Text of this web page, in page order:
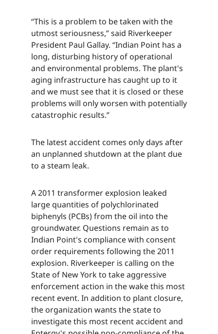
“This is a problem to be taken with the
utmost seriousness,” said Riverkeeper
President Paul Gallay. “Indian Point has a
long, disturbing history of operational
and environmental problems. The plant's
aging infrastructure has caught up to it
and we must see that it is closed or these
problems will only worsen with potentially
catastrophic results.”​​​​‌ ‍ ​‍​‍‌‍ ‌ ​‍‌‍‍‌‌‍‌ ‌‍‍‌‌‍ ‍​‍​‍​ ‍‍​‍​‍‌ ​ ‌‍​‌‌‍ ‍‌‍‍‌‌ ‌​‌ ‍‌​‍ ‍‌‍‍‌‌‍ ​‍​‍​‍ ​​‍​‍‌‍‍​‌ ​‍‌‍‌‌‌‍‌‍​‍​‍​ ‍‍​‍​‍‌‍‍​‌ ‌​‌ ‌​‌ ​​‌ ​ ​ ‍‍​‍ ​‍ ‌‍​ ‌‍ ‌‌ ​ ​‍ ‍‌‍ ‌‌‍​‌‌‍‍‌‌‍ ‍​‍ ‍​ ​‍​ ​​​ ​‍​ ‌​‌ ​‍‌‍‌‌‌‍‌​‌‍‌‌‌ ​ ‌‍‍‌‌‍‌ ‌‍ ‍​‍ ‍‌ ​‍‌‍‍‌‌ ‌‍‌‍‌‌‌ ​‍‌‍‍ ‌‍‌‌‌‍‌‌‌ ​​‌‍‌‌‌ ​‍​‍ ‍‌‍ ‌ ​‍‌‍‌ ​‍ ‌‍‍‌‌‍ ‍‌ ‌​‌‍‌‌‌‍ ‍‌ ‌​​‍ ‌‍‌‌‌‍‌​‌‍‍‌‌ ‌​​‍ ‌‍ ‌‌‍ ‌‍‌​‌‍‌‌​ ‌‌ ​​‌ ​‍‌‍‌‌‌ ​ ‌‍‌‌‌‍ ‍‌ ‌​‌‍​‌‌ ‌​‌‍‍‌‌‍ ‌‍ ‍​ ‍ ‌‍‍‌‌‍‌​​ ‌​ ‌​​ ‍​‌‍​‌​ ‌‌‌‍​ ​ ‌​​ ‌ ‌‍‌​​‍ ‌​ ‍‌​ ‍​‌‍‌‍​ ‌‍​‍ ‌​ ‌​‌‍‌‌​ ‍​‌‍‌‍​‍ ‌​ ‍‌​ ​‌​ ‌ ​ ‌ ​‍ ‌​ ‌‍‌‍‌​‌‍‌‍​ ‌​‌‍‌‌​ ​‌‌‍​‌​ ‍​​ ‍​​ ‍‌‌‍​ ‌‍​‌​ ‍ ‌ ‌​‌ ‍‌‌ ​​‌‍‌‌​ ‌‌‍​‌‌ ​‍‌ ‌​‌‍‍‌‌‍​ ‌‍ ​‌‍‌‌​ ‍ ‌ ​​‌‍​‌‌ ‌​‌‍‍​​ ‌‌‍​ ‌‍ ‌‍ ‍‌ ‌​‌‍‌‌‌‍ ‍‌ ‌​​‍‌‌​ ‌‌‌​​‍‌‌ ‌‍‍ ‌‍‌‌‌ ‍‌​‍‌‌​ ​ ‌​‌​​‍‌‌​ ​ ‌​‌​​‍‌‌​ ​‍​ ​‍​ ‌‌​ ‌‌‌‍​ ‌‍‌‌​ ‌​​ ‌‌‌‍‌‌‌‍​ ​ ‍‌​ ‌‍‌‍‌‌‌‍‌‌​‍‌‌​ ​‍​ ​‍​‍‌‌​ ‌‌‌​‌​​‍ ‍‌‍​ ‌‍‍​‌‍‍‌‌‍ ​‌‍‌​‌ ​‍‌‍‌‌‌‍ ‍​‍‌‌​ ‌‌‌​​‍‌‌ ‌‍‍ ‌‍‌‌‌ ‍‌​‍‌‌​ ​ ‌​‌​​‍‌‌​ ​ ‌​‌​​‍‌‌​ ​‍​ ​‍​ ‌‌​ ‌‌‌‍​ ‌‍‌‌​ ‌​​ ‌‌‌‍‌‌‌‍​ ​ ‍‌​ ‌‍‌‍‌‌‌‍‌‌​ ​​​‍‌‌​ ​‍​ ​‍​‍‌‌​ ‌‌‌​‌​​‍ ‍‌ ‌​‌‍‌‌‌ ‍​‌ ‌​​ ‌‍​‍‌‍​‌‌ ​ ‌‍‌‌‌‌‌‌‌ ​‍‌‍ ​​ ‌‌‍‍​‌ ‌​‌ ‌​‌ ​​‌ ​ ​‍‌‌​ ​ ‌​​‌​‍‌‌​ ​‍‌​‌‍​‍‌‌​ ​‍‌​‌‍‌‍​ ‌‍ ‌‌ ​ ​‍ ‍‌‍ ‌‌‍​‌‌‍‍‌‌‍ ‍​‍ ‍​ ​‍​ ​​​ ​‍​ ‌​‌ ​‍‌‍‌‌‌‍‌​‌‍‌‌‌ ​ ‌‍‍‌‌‍‌ ‌‍ ‍​‍ ‍‌ ​‍‌‍‍‌‌ ‌‍‌‍‌‌‌ ​‍‌‍‍ ‌‍‌‌‌‍‌‌‌ ​​‌‍‌‌‌ ​‍​‍ ‍‌‍ ‌ ​‍‌‍‌ ​‍‌‍‌‍‍‌‌‍‌​​ ‌​ ‌​​ ‍​‌‍​‌​ ‌‌‌‍​ ​ ‌​​ ‌ ‌‍‌​​‍ ‌​ ‍‌​ ‍​‌‍‌‍​ ‌‍​‍ ‌​ ‌​‌‍‌‌​ ‍​‌‍‌‍​‍ ‌​ ‍‌​ ​‌​ ‌ ​ ‌ ​‍ ‌​ ‌‍‌‍‌​‌‍‌‍​ ‌​‌‍‌‌​ ​‌‌‍​‌​ ‍​​ ‍​​ ‍‌‌‍​ ‌‍​‌​‍‌‍‌ ‌​‌ ‍‌‌ ​​‌‍‌‌​ ‌‌‍​‌‌ ​‍‌ ‌​‌‍‍‌‌‍​ ‌‍ ​‌‍‌‌​‍‌‍‌ ​​‌‍​‌‌ ‌​‌‍‍​​ ‌‌‍​ ‌‍ ‌‍ ‍‌ ‌​‌‍‌‌‌‍ ‍‌ ‌​​‍‌‌​ ‌‌‌​​‍‌‌ ‌‍‍ ‌‍‌‌‌ ‍‌​‍‌‌​ ​ ‌​‌​​‍‌‌​ ​ ‌​‌​​‍‌‌​ ​‍​ ​‍​ ‌‌​ ‌‌‌‍​ ‌‍‌‌​ ‌​​ ‌‌‌‍‌‌‌‍​ ​ ‍‌​ ‌‍‌‍‌‌‌‍‌‌​‍‌‌​ ​‍​ ​‍​‍‌‌​ ‌‌‌​‌​​‍ ‍‌‍​ ‌‍‍​‌‍‍‌‌‍ ​‌‍‌​‌ ​‍‌‍‌‌‌‍ ‍​‍‌‌​ ‌‌‌​​‍‌‌ ‌‍‍ ‌‍‌‌‌ ‍‌​‍‌‌​ ​ ‌​‌​​‍‌‌​ ​ ‌​‌​​‍‌‌​ ​‍​ ​‍​ ‌‌​ ‌‌‌‍​ ‌‍‌‌​ ‌​​ ‌‌‌‍‌‌‌‍​ ​ ‍‌​ ‌‍‌‍‌‌‌‍‌‌​ ​​​‍‌‌​ ​‍​ ​‍​‍‌‌​ ‌‌‌​‌​​‍ ‍‌ ‌​‌‍‌‌‌ ‍​‌ ‌​​‍‌‍‌ ​​‌‍‌‌‌ ​‍‌ ​ ‌ ​​‌‍‌‌‌‍​ ‌ ‌​‌‍‍‌‌ ‌‍‌‍‌‌​ ‌‌ ​​‌ ‌‌‌‍​‍‌‍ ​‌‍‍‌‌ ​ ‌‍‍​‌‍‌‌‌‍‌​​‍​‍‌ ‌
The latest accident comes only days after
an unplanned shutdown at the plant due
to a steam leak.​​​​‌ ‍ ​‍​‍‌‍ ‌ ​‍‌‍‍‌‌‍‌ ‌‍‍‌‌‍ ‍​‍​‍​ ‍‍​‍​‍‌ ​ ‌‍​‌‌‍ ‍‌‍‍‌‌ ‌​‌ ‍‌​‍ ‍‌‍‍‌‌‍ ​‍​‍​‍ ​​‍​‍‌‍‍​‌ ​‍‌‍‌‌‌‍‌‍​‍​‍​ ‍‍​‍​‍‌‍‍​‌ ‌​‌ ‌​‌ ​​‌ ​ ​ ‍‍​‍ ​‍ ‌‍​ ‌‍ ‌‌ ​ ​‍ ‍‌‍ ‌‌‍​‌‌‍‍‌‌‍ ‍​‍ ‍​ ​‍​ ​​​ ​‍​ ‌​‌ ​‍‌‍‌‌‌‍‌​‌‍‌‌‌ ​ ‌‍‍‌‌‍‌ ‌‍ ‍​‍ ‍‌ ​‍‌‍‍‌‌ ‌‍‌‍‌‌‌ ​‍‌‍‍ ‌‍‌‌‌‍‌‌‌ ​​‌‍‌‌‌ ​‍​‍ ‍‌‍ ‌ ​‍‌‍‌ ​‍ ‌‍‍‌‌‍ ‍‌ ‌​‌‍‌‌‌‍ ‍‌ ‌​​‍ ‌‍‌‌‌‍‌​‌‍‍‌‌ ‌​​‍ ‌‍ ‌‌‍ ‌‍‌​‌‍‌‌​ ‌‌ ​​‌ ​‍‌‍‌‌‌ ​ ‌‍‌‌‌‍ ‍‌ ‌​‌‍​‌‌ ‌​‌‍‍‌‌‍ ‌‍ ‍​ ‍ ‌‍‍‌‌‍‌​​ ‌​ ‌​​ ‍​‌‍​‌​ ‌‌‌‍​ ​ ‌​​ ‌ ‌‍‌​​‍ ‌​ ‍‌​ ‍​‌‍‌‍​ ‌‍​‍ ‌​ ‌​‌‍‌‌​ ‍​‌‍‌‍​‍ ‌​ ‍‌​ ​‌​ ‌ ​ ‌ ​‍ ‌​ ‌‍‌‍‌​‌‍‌‍​ ‌​‌‍‌‌​ ​‌‌‍​‌​ ‍​​ ‍​​ ‍‌‌‍​ ‌‍​‌​ ‍ ‌ ‌​‌ ‍‌‌ ​​‌‍‌‌​ ‌‌‍​‌‌ ​‍‌ ‌​‌‍‍‌‌‍​ ‌‍ ​‌‍‌‌​ ‍ ‌ ​​‌‍​‌‌ ‌​‌‍‍​​ ‌‌‍​ ‌‍ ‌‍ ‍‌ ‌​‌‍‌‌‌‍ ‍‌ ‌​​‍‌‌​ ‌‌‌​​‍‌‌ ‌‍‍ ‌‍‌‌‌ ‍‌​‍‌‌​ ​ ‌​‌​​‍‌‌​ ​ ‌​‌​​‍‌‌​ ​‍​ ​‍​ ​‌​ ‌ ‌‍​‌‌‍‌​‌‍​ ‌‍​ ​ ​‍​ ‌ ​ ‌ ‌‍​‌‌‍‌‌​ ​ ​‍‌‌​ ​‍​ ​‍​‍‌‌​ ‌‌‌​‌​​‍ ‍‌‍​ ‌‍‍​‌‍‍‌‌‍ ​‌‍‌​‌ ​‍‌‍‌‌‌‍ ‍​‍‌‌​ ‌‌‌​​‍‌‌ ‌‍‍ ‌‍‌‌‌ ‍‌​‍‌‌​ ​ ‌​‌​​‍‌‌​ ​ ‌​‌​​‍‌‌​ ​‍​ ​‍​ ​‌​ ‌ ‌‍​‌‌‍‌​‌‍​ ‌‍​ ​ ​‍​ ‌ ​ ‌ ‌‍​‌‌‍‌‌​ ​ ​ ​​​‍‌‌​ ​‍​ ​‍​‍‌‌​ ‌‌‌​‌​​‍ ‍‌ ‌​‌‍‌‌‌ ‍​‌ ‌​​ ‌‍​‍‌‍​‌‌ ​ ‌‍‌‌‌‌‌‌‌ ​‍‌‍ ​​ ‌‌‍‍​‌ ‌​‌ ‌​‌ ​​‌ ​ ​‍‌‌​ ​ ‌​​‌​‍‌‌​ ​‍‌​‌‍​‍‌‌​ ​‍‌​‌‍‌‍​ ‌‍ ‌‌ ​ ​‍ ‍‌‍ ‌‌‍​‌‌‍‍‌‌‍ ‍​‍ ‍​ ​‍​ ​​​ ​‍​ ‌​‌ ​‍‌‍‌‌‌‍‌​‌‍‌‌‌ ​ ‌‍‍‌‌‍‌ ‌‍ ‍​‍ ‍‌ ​‍‌‍‍‌‌ ‌‍‌‍‌‌‌ ​‍‌‍‍ ‌‍‌‌‌‍‌‌‌ ​​‌‍‌‌‌ ​‍​‍ ‍‌‍ ‌ ​‍‌‍‌ ​‍‌‍‌‍‍‌‌‍‌​​ ‌​ ‌​​ ‍​‌‍​‌​ ‌‌‌‍​ ​ ‌​​ ‌ ‌‍‌​​‍ ‌​ ‍‌​ ‍​‌‍‌‍​ ‌‍​‍ ‌​ ‌​‌‍‌‌​ ‍​‌‍‌‍​‍ ‌​ ‍‌​ ​‌​ ‌ ​ ‌ ​‍ ‌​ ‌‍‌‍‌​‌‍‌‍​ ‌​‌‍‌‌​ ​‌‌‍​‌​ ‍​​ ‍​​ ‍‌‌‍​ ‌‍​‌​‍‌‍‌ ‌​‌ ‍‌‌ ​​‌‍‌‌​ ‌‌‍​‌‌ ​‍‌ ‌​‌‍‍‌‌‍​ ‌‍ ​‌‍‌‌​‍‌‍‌ ​​‌‍​‌‌ ‌​‌‍‍​​ ‌‌‍​ ‌‍ ‌‍ ‍‌ ‌​‌‍‌‌‌‍ ‍‌ ‌​​‍‌‌​ ‌‌‌​​‍‌‌ ‌‍‍ ‌‍‌‌‌ ‍‌​‍‌‌​ ​ ‌​‌​​‍‌‌​ ​ ‌​‌​​‍‌‌​ ​‍​ ​‍​ ​‌​ ‌ ‌‍​‌‌‍‌​‌‍​ ‌‍​ ​ ​‍​ ‌ ​ ‌ ‌‍​‌‌‍‌‌​ ​ ​‍‌‌​ ​‍​ ​‍​‍‌‌​ ‌‌‌​‌​​‍ ‍‌‍​ ‌‍‍​‌‍‍‌‌‍ ​‌‍‌​‌ ​‍‌‍‌‌‌‍ ‍​‍‌‌​ ‌‌‌​​‍‌‌ ‌‍‍ ‌‍‌‌‌ ‍‌​‍‌‌​ ​ ‌​‌​​‍‌‌​ ​ ‌​‌​​‍‌‌​ ​‍​ ​‍​ ​‌​ ‌ ‌‍​‌‌‍‌​‌‍​ ‌‍​ ​ ​‍​ ‌ ​ ‌ ‌‍​‌‌‍‌‌​ ​ ​ ​​​‍‌‌​ ​‍​ ​‍​‍‌‌​ ‌‌‌​‌​​‍ ‍‌ ‌​‌‍‌‌‌ ‍​‌ ‌​​‍‌‍‌ ​​‌‍‌‌‌ ​‍‌ ​ ‌ ​​‌‍‌‌‌‍​ ‌ ‌​‌‍‍‌‌ ‌‍‌‍‌‌​ ‌‌ ​​‌ ‌‌‌‍​‍‌‍ ​‌‍‍‌‌ ​ ‌‍‍​‌‍‌‌‌‍‌​​‍​‍‌ ‌
A 2011 transformer explosion leaked
large quantities of polychlorinated
biphenyls (PCBs) from the oil into the
groundwater. Questions remain as to
Indian Point's compliance with consent
order requirements following the 2011
explosion. Riverkeeper is calling on the
State of New York to take aggressive
enforcement action in the wake this most
recent event. In addition to plant closure,
the organization wants the state to
investigate this most recent accident and